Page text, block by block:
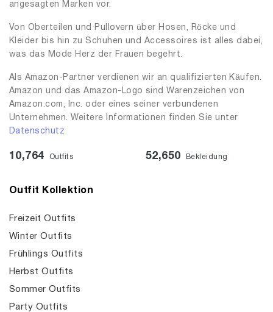
angesagten Marken vor.
Von Oberteilen und Pullovern über Hosen, Röcke und
Kleider bis hin zu Schuhen und Accessoires ist alles dabei,
was das Mode Herz der Frauen begehrt.
Als Amazon-Partner verdienen wir an qualifizierten Käufen.
Amazon und das Amazon-Logo sind Warenzeichen von
Amazon.com, Inc. oder eines seiner verbundenen
Unternehmen. Weitere Informationen finden Sie unter
Datenschutz
10,764 Outfits 52,650 Bekleidung
Outfit Kollektion
Freizeit Outfits
Winter Outfits
Frühlings Outfits
Herbst Outfits
Sommer Outfits
Party Outfits